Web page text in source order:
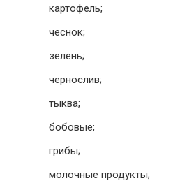
картофель;
чеснок;
зелень;
чернослив;
тыква;
бобовые;
грибы;
молочные продукты;